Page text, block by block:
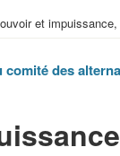
et
des